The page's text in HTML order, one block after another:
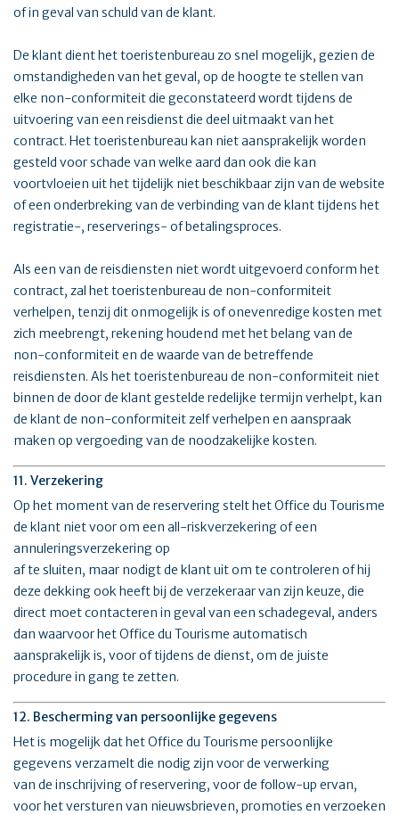
of in geval van schuld van de klant.
De klant dient het toeristenbureau zo snel mogelijk, gezien de
omstandigheden van het geval, op de hoogte te stellen van
elke non-conformiteit die geconstateerd wordt tijdens de
uitvoering van een reisdienst die deel uitmaakt van het
contract. Het toeristenbureau kan niet aansprakelijk worden
gesteld voor schade van welke aard dan ook die kan
voortvloeien uit het tijdelijk niet beschikbaar zijn van de website
of een onderbreking van de verbinding van de klant tijdens het
registratie-, reserverings- of betalingsproces.
Als een van de reisdiensten niet wordt uitgevoerd conform het
contract, zal het toeristenbureau de non-conformiteit
verhelpen, tenzij dit onmogelijk is of onevenredige kosten met
zich meebrengt, rekening houdend met het belang van de
non-conformiteit en de waarde van de betreffende
reisdiensten. Als het toeristenbureau de non-conformiteit niet
binnen de door de klant gestelde redelijke termijn verhelpt, kan
de klant de non-conformiteit zelf verhelpen en aanspraak
maken op vergoeding van de noodzakelijke kosten.
11. Verzekering
Op het moment van de reservering stelt het Office du Tourisme
de klant niet voor om een all-riskverzekering of een
annuleringsverzekering op
af te sluiten, maar nodigt de klant uit om te controleren of hij
deze dekking ook heeft bij de verzekeraar van zijn keuze, die
direct moet contacteren in geval van een schadegeval, anders
dan waarvoor het Office du Tourisme automatisch
aansprakelijk is, voor of tijdens de dienst, om de juiste
procedure in gang te zetten.
12. Bescherming van persoonlijke gegevens
Het is mogelijk dat het Office du Tourisme persoonlijke
gegevens verzamelt die nodig zijn voor de verwerking
van de inschrijving of reservering, voor de follow-up ervan,
voor het versturen van nieuwsbrieven, promoties en verzoeken